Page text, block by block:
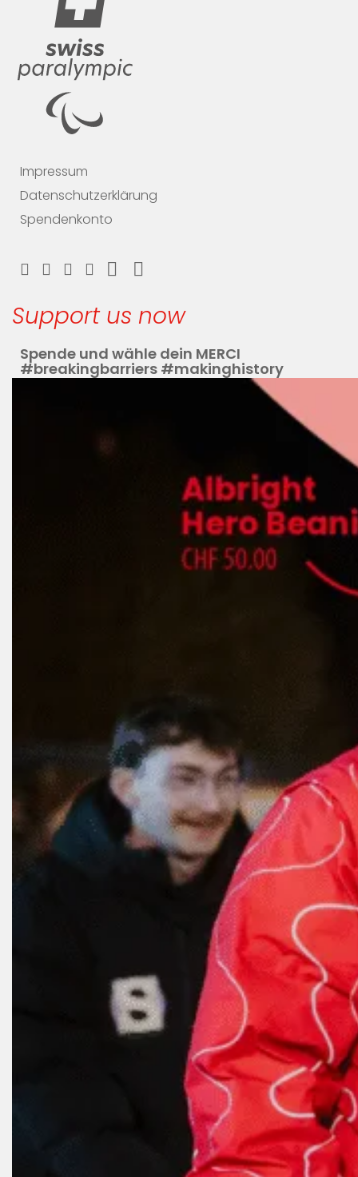
Impressum
Datenschutzerklärung
Spendenkonto
Support us now
Spende und wähle dein MERCI
#breakingbarriers #makinghistory